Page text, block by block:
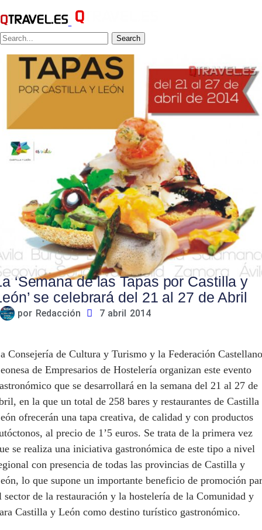
Search
‘Semana de las Tapas por Castilla y
se celebrará del 21 al 27 de Abril
por Redacción 7 abril 2014
Consejería de Cultura y Turismo y la Federación
de Empresarios de Hostelería organizan este evento
que se desarrollará en la semana del 21 al 27 de
en la que un total de 258 bares y restaurantes de Castilla
ofrecerán una tapa creativa, de calidad y con productos
al precio de 1’5 euros. Se trata de la primera vez
se realiza una iniciativa gastronómica de este tipo a nivel
con presencia de todas las provincias de Castilla y
lo que supone un importante beneficio de promoción
sector de la restauración y la hostelería de la Comunidad y
Castilla y León como destino turístico gastronómico.